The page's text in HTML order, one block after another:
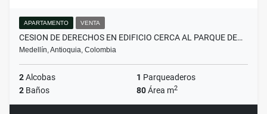
APARTAMENTO VENTA
CESION DE DERECHOS EN EDIFICIO CERCA AL PARQUE DE…
Medellín, Antioquia, Colombia
2Alcobas 1 Parqueaderos
2 Baños 80Área m2